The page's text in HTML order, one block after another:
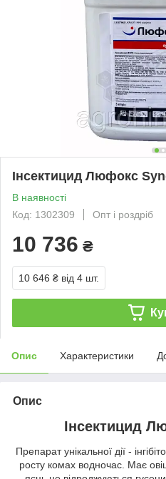
Інсектицид Люфокс
В наявності
Код: 1302309
Опт і роздріб
10 736 ₴
10 646 ₴ від 4 шт.
Опис Характеристики
Опис
Інсектицид
Препарат унікальної дії -
росту комах водночас. Має